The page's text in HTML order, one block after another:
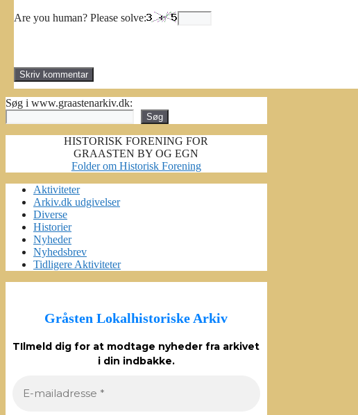
Are you human? Please solve:
Søg i www.graastenarkiv.dk:
Søg
HISTORISK FORENING FOR
GRAASTEN BY OG EGN
Folder om Historisk Forening
Aktiviteter
Arkiv.dk udgivelser
Diverse
Historier
Nyheder
Nyhedsbrev
Tidligere Aktiviteter
Gråsten Lokalhistoriske Arkiv
TIlmeld dig for at modtage nyheder fra arkivet
i din indbakke.